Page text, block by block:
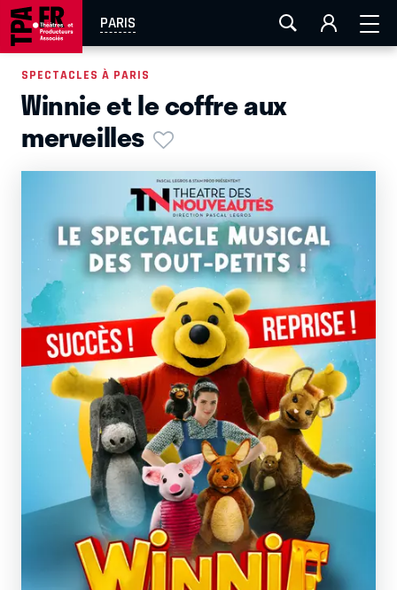
PARIS
AIX-MARSEILLE LA ROCHELLE
EN TOURNÉE
SPECTACLES À PARIS
Winnie et le coffre aux
merveilles